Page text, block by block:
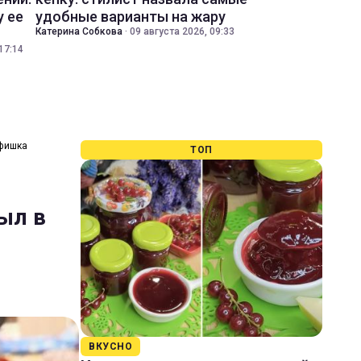
ее
удобные варианты на жару
Катерина Собкова · 09 августа 2026, 09:33
в
ТОП
ВКУСНО